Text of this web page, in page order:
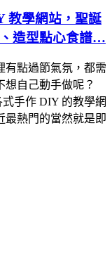
教學網站，聖誕
造型點心食譜…
有點過節氣氛，都需
自己動手做呢？
手作 DIY 的教學網
最熱門的當然就是即